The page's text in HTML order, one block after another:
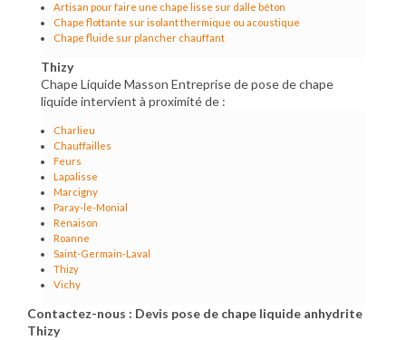
Artisan pour faire une chape lisse sur dalle béton
Chape flottante sur isolant thermique ou acoustique
Chape fluide sur plancher chauffant
Thizy
Chape Liquide Masson Entreprise de pose de chape
liquide intervient à proximité de :
Charlieu
Chauffailles
Feurs
Lapalisse
Marcigny
Paray-le-Monial
Renaison
Roanne
Saint-Germain-Laval
Thizy
Vichy
Contactez-nous : Devis pose de chape liquide anhydrite
Thizy